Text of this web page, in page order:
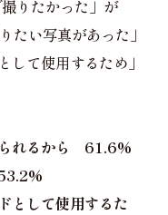
りたかった」が
たい写真があった」
して使用するため」
られるから 61.6%
として使用するた